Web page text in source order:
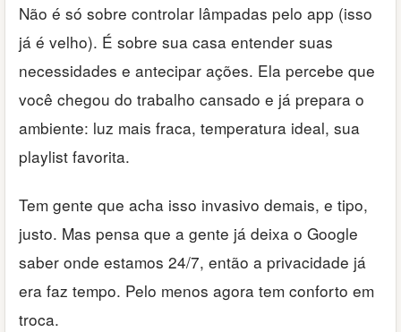
Não é só sobre controlar lâmpadas pelo app (isso
já é velho). É sobre sua casa entender suas
necessidades e antecipar ações. Ela percebe que
você chegou do trabalho cansado e já prepara o
ambiente: luz mais fraca, temperatura ideal, sua
playlist favorita.
Tem gente que acha isso invasivo demais, e tipo,
justo. Mas pensa que a gente já deixa o Google
saber onde estamos 24/7, então a privacidade já
era faz tempo. Pelo menos agora tem conforto em
troca.